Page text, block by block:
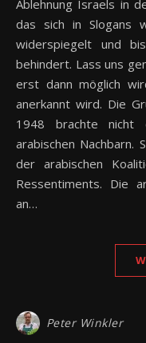
Ablehnung Israels in
das sich in Slogans
widerspiegelt und
behindert. Lass uns
erst dann möglich
anerkannt wird. Die
1948 brachte nicht
arabischen Nachbarn.
der arabischen
Ressentiments. Die
an…
Peter Winkler